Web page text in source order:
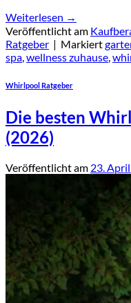
Weiterlesen →
Veröffentlicht am
Ratgeber | Markiert
spa wellness zuhause
Whirlpool Ratgeber
Die besten
(2026)
Veröffentlicht am 23.